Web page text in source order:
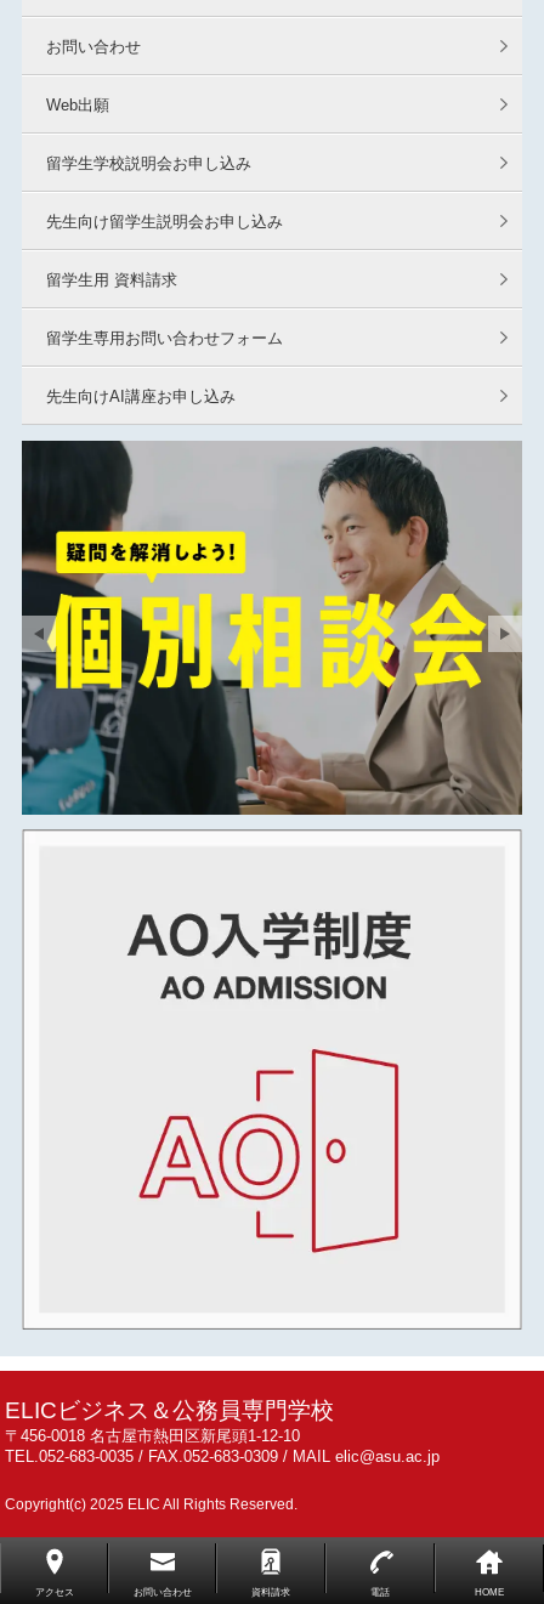
お問い合わせ
Web出願
留学生学校説明会お申し込み
先生向け留学生説明会お申し込み
留学生用 資料請求
留学生専用お問い合わせフォーム
先生向けAI講座お申し込み
ELICビジネス＆公務員専門学校
〒456-0018 名古屋市熱田区新尾頭1-12-10
TEL.052-683-0035 / FAX.052-683-0309 / MAIL elic@asu.ac.jp
Copyright(c) 2025 ELIC All Rights Reserved.
アクセス お問い合わせ 資料請求 電話 HOME